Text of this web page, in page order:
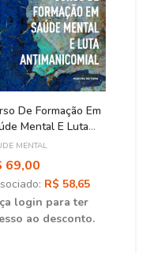
De Formação Em
Mental E Luta
MENTAL
69,00
R$ 58,65
login para ter
ao desconto.